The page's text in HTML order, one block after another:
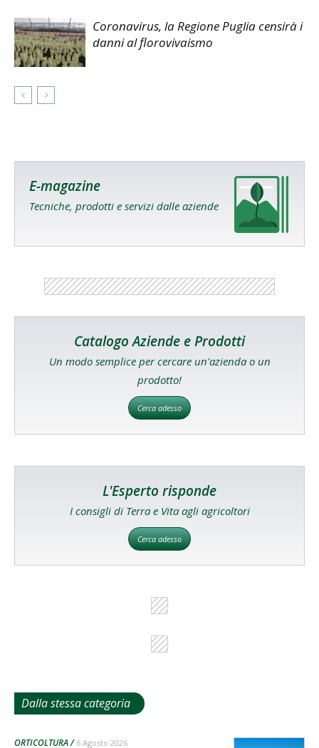
Coronavirus, la Regione Puglia censirà i
danni al florovivaismo
E-magazine
Tecniche, prodotti e servizi dalle aziende
Catalogo Aziende e Prodotti
Un modo semplice per cercare un'azienda o un
prodotto!
Cerca adesso
L'Esperto risponde
I consigli di Terra e Vita agli agricoltori
Cerca adesso
Dalla stessa categoria
ORTICOLTURA 6 Agosto 2026